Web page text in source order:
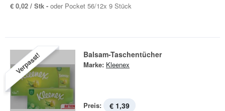
€ 0,02 / Stk - oder Pocket 56/12x 9 Stück
Verpasst! Balsam-Taschentücher
Marke: Kleenex
Preis: € 1,39